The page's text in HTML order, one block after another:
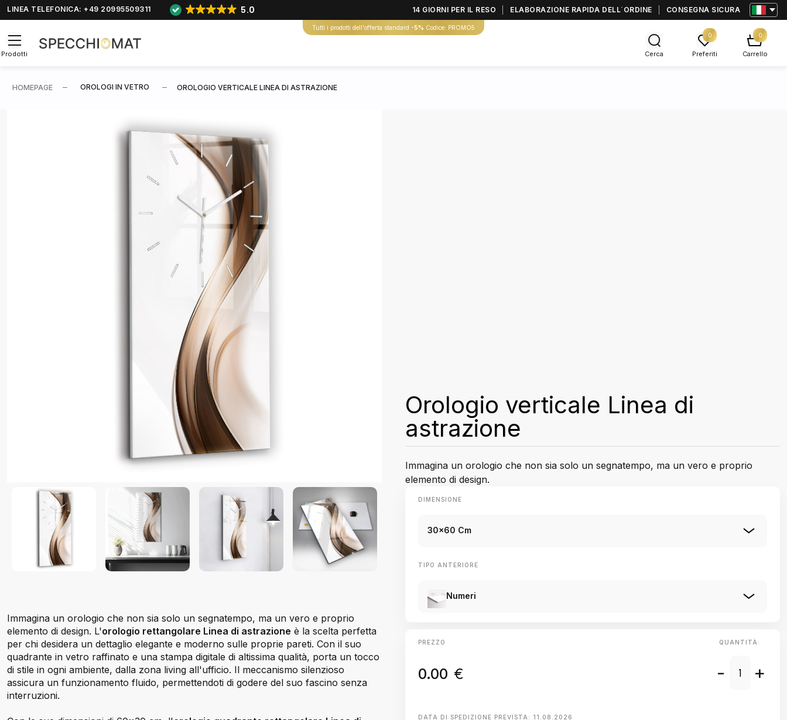
LINEA TELEFONICA: +49 20995509311 5.0 14 GIORNI PER IL RESO ELABORAZIONE RAPIDA DELL΄ORDINE CONSEGNA SICURA
Tutti i prodotti dell'offerta standard -5% Codice: PROMO5
Prodotti Cerca
0
Preferiti
0
Carrello
HOMEPAGE OROLOGI IN VETRO OROLOGIO VERTICALE LINEA DI ASTRAZIONE
Immagina un orologio che non sia solo un segnatempo, ma un vero e proprio
elemento di design. L'orologio rettangolare Linea di astrazione è la scelta perfetta
per chi desidera un dettaglio elegante e moderno sulle proprie pareti. Con il suo
quadrante in vetro raffinato e una stampa digitale di altissima qualità, porta un tocco
di stile in ogni ambiente, dalla zona living all'ufficio. Il meccanismo silenzioso
assicura un funzionamento fluido, permettendoti di godere del suo fascino senza
interruzioni.
Orologio verticale Linea di
astrazione
Immagina un orologio che non sia solo un segnatempo, ma un vero e proprio
elemento di design.
DIMENSIONE
30x60 Cm
TIPO ANTERIORE
Numeri
PREZZO
0.00 €
QUANTITÀ:
- +
DATA DI SPEDIZIONE PREVISTA: 11.08.2026